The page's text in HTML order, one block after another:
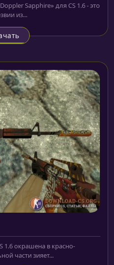
Sapphire» для CS 1.6 - это
из...
1.6 окрашена в красно-
части зияет...